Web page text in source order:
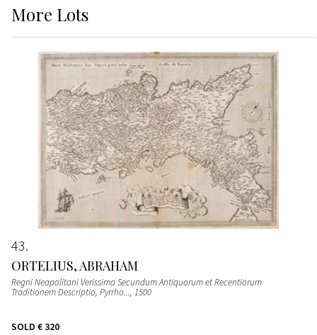
More Lots
43
ORTELIUS, ABRAHAM
Regni Neapolitani Verissima Secundum Antiquorum et Recentiorum
Traditionem Descriptio, Pyrrho..., 1500
SOLD € 320